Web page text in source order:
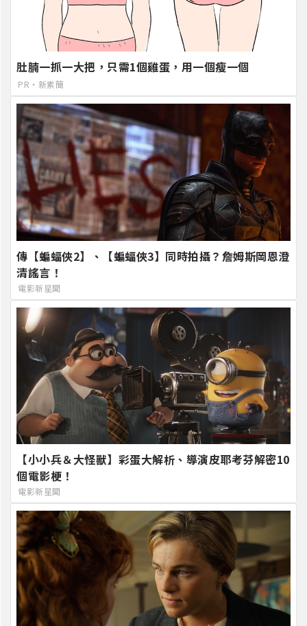
肚腩一抓一大把，只需1個雞蛋，用一個瘦一個
PR・新素簡
傳【蝙蝠俠2】、【蝙蝠俠3】同時拍攝？詹姆斯岡恩澄
清謠言！
電影新星聞
【小小兵＆大怪獸】彩蛋大解析、導演皮耶考芬解密10
個電影梗！
電影新星聞